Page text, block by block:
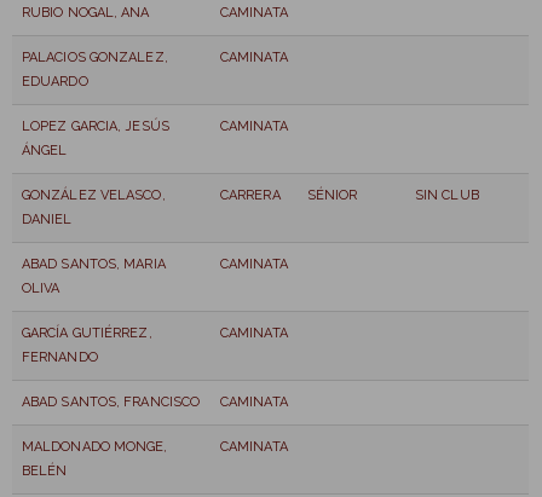
RUBIO NOGAL, ANA CAMINATA
PALACIOS GONZALEZ,
EDUARDO
CAMINATA
LOPEZ GARCIA, JESÚS
ÁNGEL
CAMINATA
GONZÁLEZ VELASCO,
DANIEL
CARRERA SÉNIOR SIN CLUB
ABAD SANTOS, MARIA
OLIVA
CAMINATA
GARCÍA GUTIÉRREZ,
FERNANDO
CAMINATA
ABAD SANTOS, FRANCISCO CAMINATA
MALDONADO MONGE,
BELÉN
CAMINATA